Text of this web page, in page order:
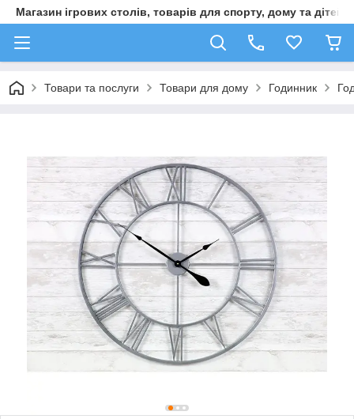
Магазин ігрових столів, товарів для спорту, дому та дітей
Товари та послуги Товари для дому Годинник